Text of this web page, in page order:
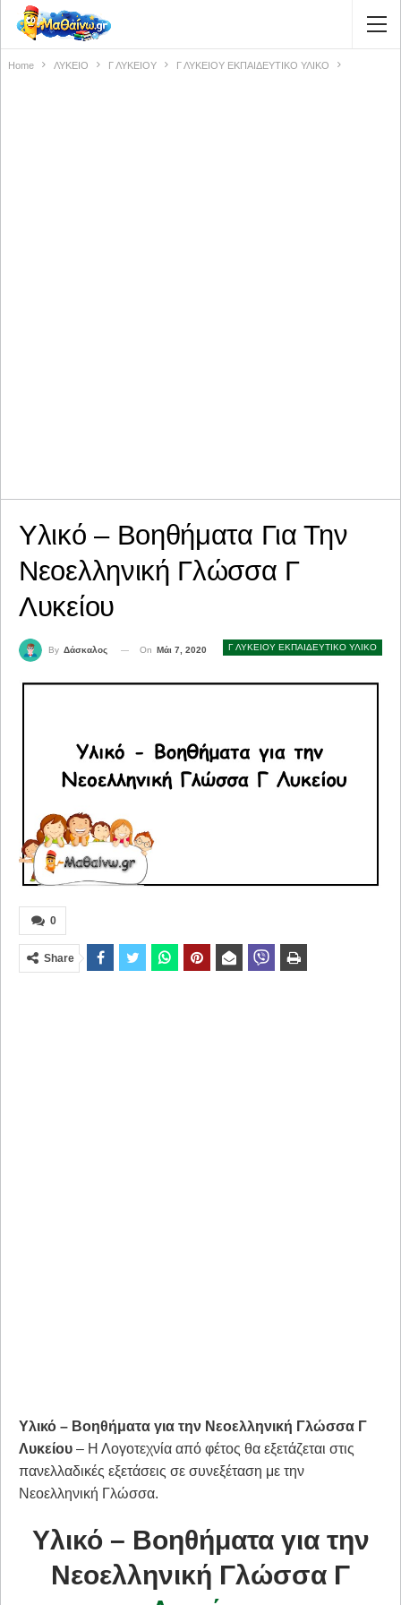
Home ΛΥΚΕΙΟ Γ ΛΥΚΕΙΟΥ Γ ΛΥΚΕΙΟΥ ΕΚΠΑΙΔΕΥΤΙΚΟ ΥΛΙΚΟ
Υλικό – Βοηθήματα Για Την
Νεοελληνική Γλώσσα Γ
Λυκείου
Γ ΛΥΚΕΙΟΥ ΕΚΠΑΙΔΕΥΤΙΚΟ ΥΛΙΚΟ
By Δάσκαλος On Μάι 7, 2020
0
Share
Υλικό – Βοηθήματα για την Νεοελληνική Γλώσσα Γ
Λυκείου – Η Λογοτεχνία από φέτος θα εξετάζεται στις
πανελλαδικές εξετάσεις σε συνεξέταση με την
Νεοελληνική Γλώσσα. ​
Υλικό – Βοηθήματα για την
Νεοελληνική Γλώσσα Γ